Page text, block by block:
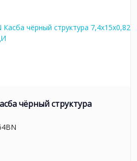
чёрный структура